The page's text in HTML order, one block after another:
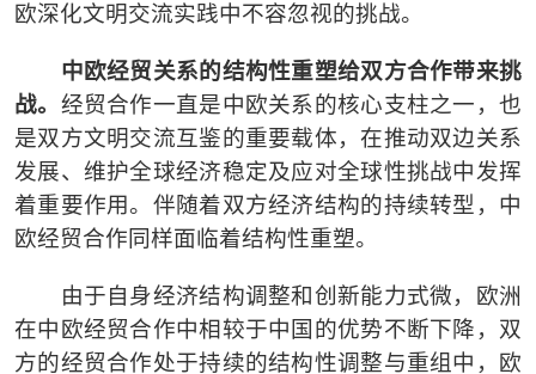
欧深化文明交流实践中不容忽视的挑战。
中欧经贸关系的结构性重塑给双方合作带来挑
战。 经贸合作一直是中欧关系的核心支柱之一，也
是双方文明交流互鉴的重要载体，在推动双边关系
发展、维护全球经济稳定及应对全球性挑战中发挥
着重要作用。伴随着双方经济结构的持续转型，中
欧经贸合作同样面临着结构性重塑。
由于自身经济结构调整和创新能力式微，欧洲
在中欧经贸合作中相较于中国的优势不断下降，双
方的经贸合作处于持续的结构性调整与重组中，欧